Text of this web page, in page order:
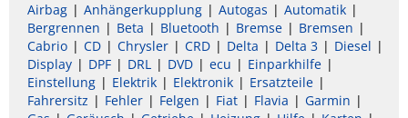
Airbag Anhängerkupplung Autogas
Automatik
Bergrennen
Beta Bluetooth Bremse
Bremsen
Cabrio
CD Chrysler CRD Delta Delta 3
Diesel
Display
DPF DRL DVD ecu
Einparkhilfe
Einstellung
Elektrik Elektronik
Ersatzteile
Fahrersitz
Fehler Felgen Fiat Flavia
Garmin